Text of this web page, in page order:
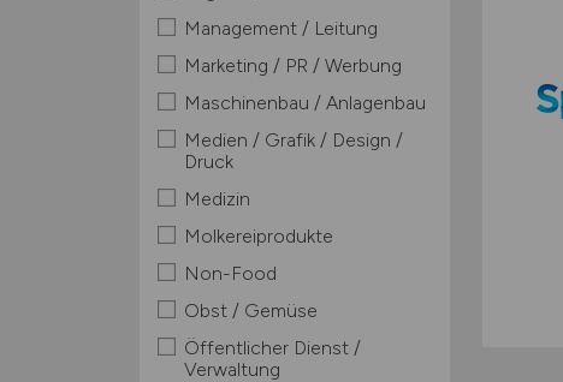
Management / Leitung
Marketing / PR / Werbung
Maschinenbau / Anlagenbau
Medien / Grafik / Design /
Druck
Medizin
Molkereiprodukte
Non-Food
Obst / Gemüse
Öffentlicher Dienst /
Verwaltung